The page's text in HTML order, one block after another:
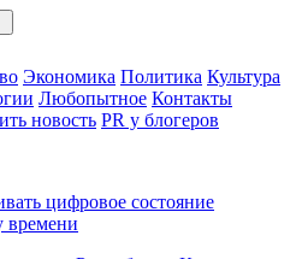
Экономика Политика Культура
Любопытное Контакты
новость PR у блогеров
цифровое состояние
времени